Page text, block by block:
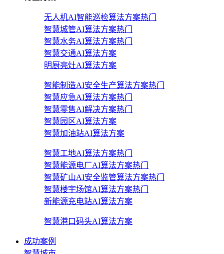
无人机AI智能巡检算法方案热门
智慧城管AI算法方案热门
智慧水务AI算法方案热门
智慧交通AI算法方案
明厨亮灶AI算法方案
智能制造AI安全生产算法方案热门
智慧应急AI算法方案热门
智慧零售AI解决方案热门
智慧园区AI算法方案
智慧加油站AI算法方案
智慧工地AI算法方案热门
智慧能源电厂AI算法方案热门
智慧矿山AI安全监管算法方案热门
智慧楼宇场馆AI算法方案热门
新能源充电站AI算法方案
智慧港口码头AI算法方案
成功案例